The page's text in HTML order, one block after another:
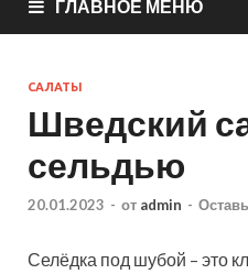
ГЛАВНОЕ МЕНЮ
САЛАТЫ
Шведский
сельдью
20.01.2023 - от admin -
Селёдка под шубой – это